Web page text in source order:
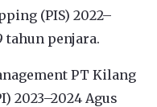
(PIS) 2022–
tahun penjara.
PT Kilang
2023–2024 Agus